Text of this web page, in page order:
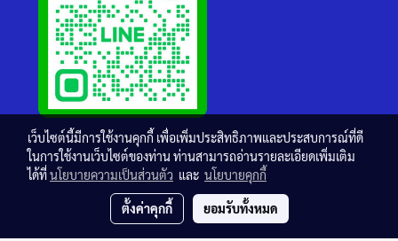
เว็บไซต์นี้มีการใช้งานคุกกี้ เพื่อเพิ่มประสิทธิภาพและประสบการณ์ที่ดี
ในการใช้งานเว็บไซต์ของท่าน ท่านสามารถอ่านรายละเอียดเพิ่มเติม
ได้ที่นโยบายความเป็นส่วนตัว และ นโยบายคุกกี้
ตั้งค่าคุกกี้ ยอมรับทั้งหมด